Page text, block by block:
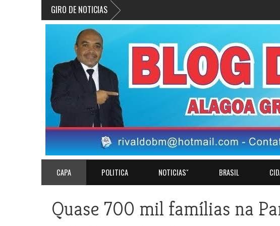
GIRO DE NOTICIAS
CAPA POLITICA NOTICIASˇ BRASIL
Quase 700 mil famílias na